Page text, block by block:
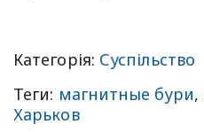
Категорія: Суспільство
Теги: магнитные бури,
Харьков